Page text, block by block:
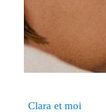
Clara et moi